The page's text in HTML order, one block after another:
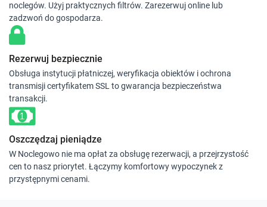
noclegów. Użyj praktycznych filtrów. Zarezerwuj online lub
zadzwoń do gospodarza.
Rezerwuj bezpiecznie
Obsługa instytucji płatniczej, weryfikacja obiektów i ochrona
transmisji certyfikatem SSL to gwarancja bezpieczeństwa
transakcji.
Oszczędzaj pieniądze
W Noclegowo nie ma opłat za obsługę rezerwacji, a przejrzystość
cen to nasz priorytet. Łączymy komfortowy wypoczynek z
przystępnymi cenami.